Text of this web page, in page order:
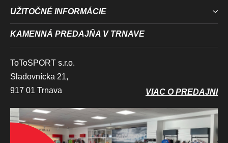
UŽITOČNÉ INFORMÁCIE
KAMENNÁ PREDAJŇA V TRNAVE
ToToSPORT s.r.o.
Sladovnícka 21,
917 01 Trnava
VIAC O PREDAJNI